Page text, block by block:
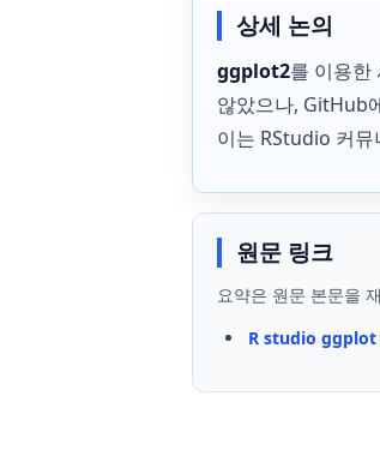
상세 논의
ggplot2를 이용한
않았으나, GitHub
이는 RStudio 커뮤
원문 링크
요약은 원문 본문을
R studio